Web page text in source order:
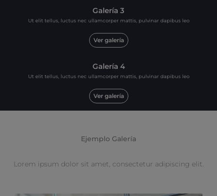
Galería 3
Ut elit tellus, luctus nec ullamcorper mattis, pulvinar dapibus leo
Ver galería
Galería 4
Ut elit tellus, luctus nec ullamcorper mattis, pulvinar dapibus leo
Ver galería
Ejemplo Galería
Lorem ipsum dolor sit amet, consectetur adipiscing elit.